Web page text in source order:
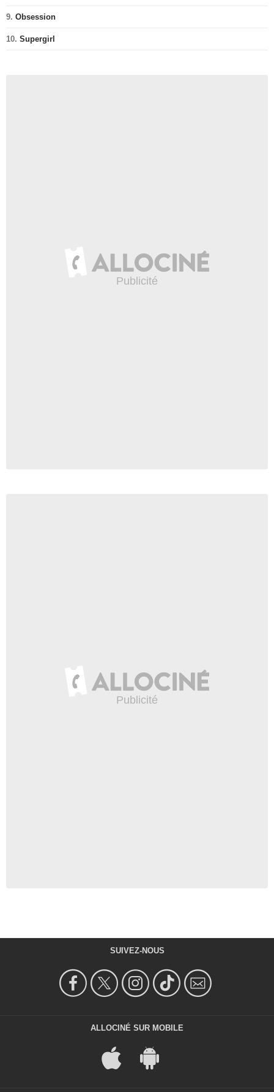
9. Obsession
10. Supergirl
SUIVEZ-NOUS
ALLOCINÉ SUR MOBILE